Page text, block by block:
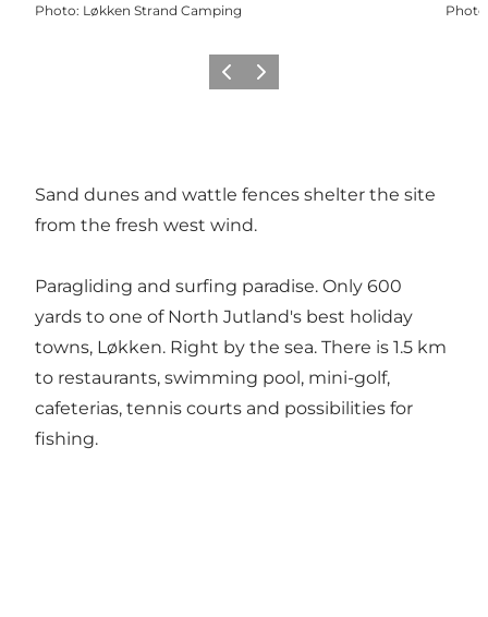
Photo: Løkken Strand Camping Photo
PrécédentSuivant
Sand dunes and wattle fences shelter the site
from the fresh west wind.
Paragliding and surfing paradise. Only 600
yards to one of North Jutland's best holiday
towns, Løkken. Right by the sea. There is 1.5 km
to restaurants, swimming pool, mini-golf,
cafeterias, tennis courts and possibilities for
fishing.